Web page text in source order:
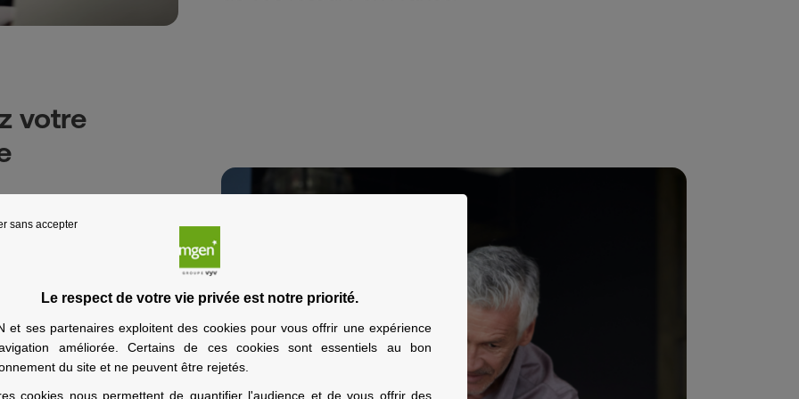
Le respect de votre vie privée est notre priorité.
et ses partenaires exploitent des cookies pour vous offrir une expérience
améliorée. Certains de ces cookies sont essentiels au bon
du site et ne peuvent être rejetés.
cookies nous permettent de quantifier l'audience et de vous offrir des
sans accepter
votre
France et
ou vous
depuis votre
retraite à
qui demande
prise en charge